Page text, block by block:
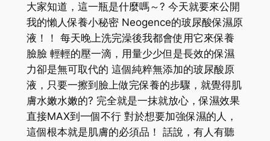
大家知道，這一瓶是什麼嗎～? 今天就要來公開
我的懶人保養小秘密 Neogence的玻尿酸保濕原
液！！ 每天晚上洗完澡後我都會使用它來保養
臉臉 輕輕的壓一滴，用量少少但是長效的保濕
力卻是無可取代的 這個純粹無添加的玻尿酸原
液，只要一擦到臉上做完保養的步驟，就覺得肌
膚水嫩水嫩的? 完全就是一抹就放心，保濕效果
直接MAX到一個不行 對於想要加強保濕的人，
這個根本就是肌膚的必須品！ 話說，有人有聽